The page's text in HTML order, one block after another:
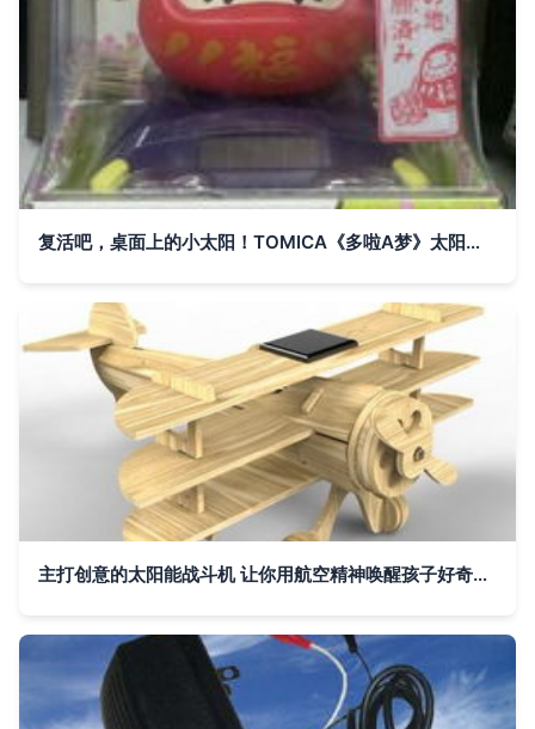
复活吧，桌面上的小太阳！TOMICA《多啦A梦》太阳能摇头福仔 手办手信测评
主打创意的太阳能战斗机 让你用航空精神唤醒孩子好奇双眸